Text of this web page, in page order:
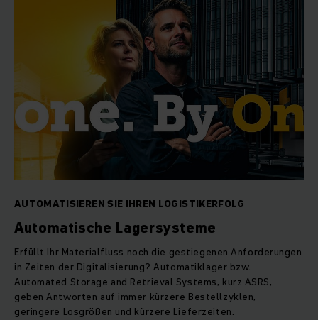
AUTOMATISIEREN SIE IHREN LOGISTIKERFOLG
Automatische Lagersysteme
Erfüllt Ihr Materialfluss noch die gestiegenen Anforderungen
in Zeiten der Digitalisierung? Automatiklager bzw.
Automated Storage and Retrieval Systems, kurz ASRS,
geben Antworten auf immer kürzere Bestellzyklen,
geringere Losgrößen und kürzere Lieferzeiten.